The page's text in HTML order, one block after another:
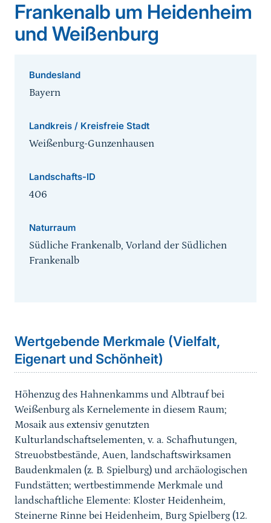
Frankenalb um Heidenheim
und Weißenburg
Bundesland
Bayern
Landkreis / Kreisfreie Stadt
Weißenburg-Gunzenhausen
Landschafts-ID
406
Naturraum
Südliche Frankenalb, Vorland der Südlichen
Frankenalb
Wertgebende Merkmale (Vielfalt,
Eigenart und Schönheit)
Höhenzug des Hahnenkamms und Albtrauf bei
Weißenburg als Kernelemente in diesem Raum;
Mosaik aus extensiv genutzten
Kulturlandschaftselementen, v. a. Schafhutungen,
Streuobstbestände, Auen, landschaftswirksamen
Baudenkmalen (z. B. Spielburg) und archäologischen
Fundstätten; wertbestimmende Merkmale und
landschaftliche Elemente: Kloster Heidenheim,
Steinerne Rinne bei Heidenheim, Burg Spielberg (12.